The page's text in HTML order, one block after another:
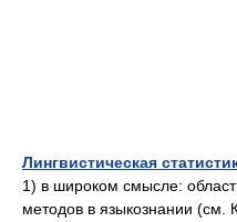
Лингвистическая
1) в широком смысле:
методов в языкознании (см.